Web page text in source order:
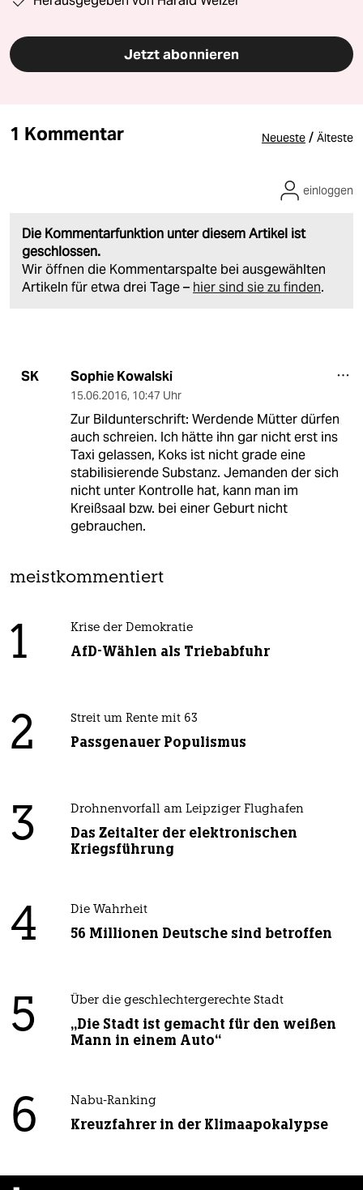
Jetzt abonnieren
1 Kommentar Neueste / Älteste
Die Kommentarfunktion unter diesem Artikel ist
geschlossen.
Wir öffnen die Kommentarspalte bei ausgewählten
Artikeln für etwa drei Tage – hier sind sie zu finden.
einloggen
SK Sophie Kowalski
15.06.2016, 10:47 Uhr
Zur Bildunterschrift: Werdende Mütter dürfen
auch schreien. Ich hätte ihn gar nicht erst ins
Taxi gelassen, Koks ist nicht grade eine
stabilisierende Substanz. Jemanden der sich
nicht unter Kontrolle hat, kann man im
Kreißsaal bzw. bei einer Geburt nicht
gebrauchen.
meistkommentiert
1 Krise der Demokratie
AfD-Wählen als Triebabfuhr
2 Streit um Rente mit 63
Passgenauer Populismus
3 Drohnenvorfall am Leipziger Flughafen
Das Zeitalter der elektronischen
Kriegsführung
4 Die Wahrheit
56 Millionen Deutsche sind betroffen
5 Über die geschlechtergerechte Stadt
„Die Stadt ist gemacht für den weißen
Mann in einem Auto“
6 Nabu-Ranking
Kreuzfahrer in der Klimaapokalypse